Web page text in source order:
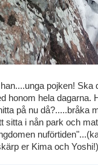
pojken! Ska
honom hela dagarna.
på nu då?.....bråka
sitta i nån park och
er Kima och Yoshi!)